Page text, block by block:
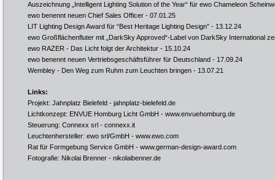
Auszeichnung „Intelligent Lighting Solution of the Year“ für ewo Chameleon
ewo benennt neuen Chief Sales Officer - 07.01.25
LIT Lighting Design Award für “Best Heritage Lighting Design” - 13.12.24
ewo Großflächenfluter mit „DarkSky Approved“-Label von DarkSky International
ewo RAZER - Das Licht folgt der Architektur - 15.10.24
ewo benennt neuen Vertriebsgeschäftsführer für Deutschland - 17.09.24
Wembley - Den Weg zum Ruhm zum Leuchten bringen - 13.07.21
Links:
Projekt: Jahnplatz Bielefeld - jahnplatz-bielefeld.de
Lichtkonzept: ENVUE Homburg Licht GmbH - www.envuehomburg.de
Steuerung: Connexx srl - connexx.it
Leuchtenhersteller: ewo srl/GmbH - www.ewo.com
Rat für Formgebung Service GmbH - www.german-design-award.com
Fotografie: Nikolai Brenner - nikolaibenner.de